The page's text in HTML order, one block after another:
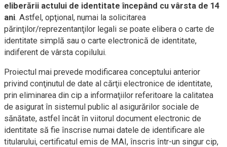
eliberării actului de identitate începând cu vârsta de 14
ani. Astfel, opţional, numai la solicitarea
părinţilor/reprezentanţilor legali se poate elibera o carte de
identitate simplă sau o carte electronică de identitate,
indiferent de vârsta copilului.
Proiectul mai prevede modificarea conceptului anterior
privind conţinutul de date al cărţii electronice de identitate,
prin eliminarea din cip a informaţiilor referitoare la calitatea
de asigurat în sistemul public al asigurărilor sociale de
sănătate, astfel încât în viitorul document electronic de
identitate să fie înscrise numai datele de identificare ale
titularului, certificatul emis de MAI, înscris într-un singur cip,